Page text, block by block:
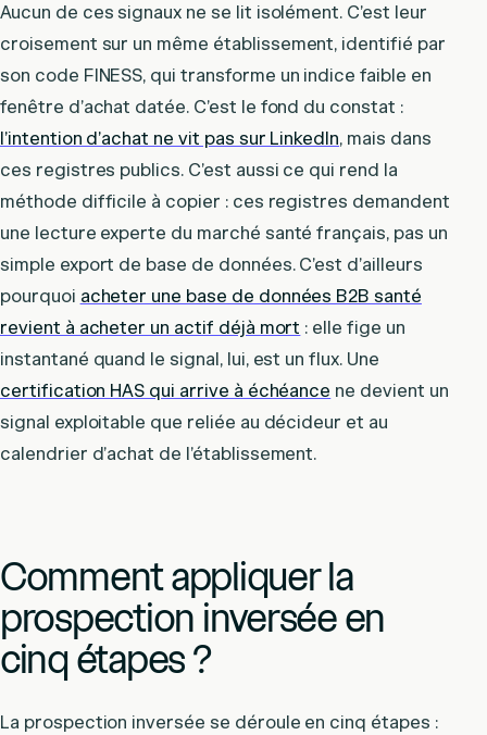
Aucun de ces signaux ne se lit isolément. C’est leur
croisement sur un même établissement, identifié par
son code FINESS, qui transforme un indice faible en
fenêtre d’achat datée. C’est le fond du constat :
l’intention d’achat ne vit pas sur LinkedIn, mais dans
ces registres publics. C’est aussi ce qui rend la
méthode difficile à copier : ces registres demandent
une lecture experte du marché santé français, pas un
simple export de base de données. C’est d’ailleurs
pourquoi acheter une base de données B2B santé
revient à acheter un actif déjà mort : elle fige un
instantané quand le signal, lui, est un flux. Une
certification HAS qui arrive à échéance ne devient un
signal exploitable que reliée au décideur et au
calendrier d’achat de l’établissement.
Comment appliquer la
prospection inversée en
cinq étapes ?
La prospection inversée se déroule en cinq étapes :